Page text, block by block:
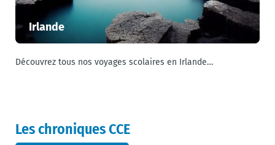
Irlande
Découvrez tous nos voyages scolaires en Irlande…
Les chroniques CCE